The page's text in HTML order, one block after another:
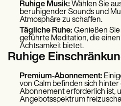
Ruhige Musik: Wählen Sie
beruhigender Sounds und
Atmosphäre zu schaffen.
Tägliche Ruhe: Genießen
geführte Meditation, die
Achtsamkeit bietet.
Ruhige
Premium-Abonnement:
von Calm befinden sich hinter
Abonnement erforderlich ist,
Angebotsspektrum